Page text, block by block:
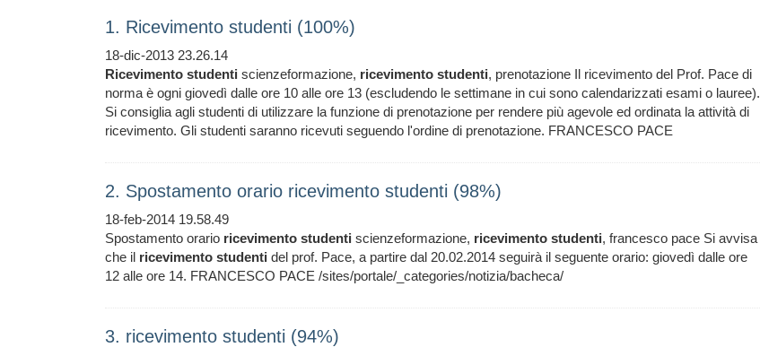
1. Ricevimento studenti (100%)
18-dic-2013 23.26.14
Ricevimento studenti scienzeformazione, ricevimento studenti, prenotazione Il ricevimento del Prof. Pace di
norma è ogni giovedì dalle ore 10 alle ore 13 (escludendo le settimane in cui sono calendarizzati esami o lauree).
Si consiglia agli studenti di utilizzare la funzione di prenotazione per rendere più agevole ed ordinata la attività di
ricevimento. Gli studenti saranno ricevuti seguendo l'ordine di prenotazione. FRANCESCO PACE
2. Spostamento orario ricevimento studenti (98%)
18-feb-2014 19.58.49
Spostamento orario ricevimento studenti scienzeformazione, ricevimento studenti, francesco pace Si avvisa
che il ricevimento studenti del prof. Pace, a partire dal 20.02.2014 seguirà il seguente orario: giovedì dalle ore
12 alle ore 14. FRANCESCO PACE /sites/portale/_categories/notizia/bacheca/
3. ricevimento studenti (94%)